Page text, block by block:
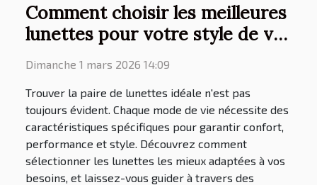
Comment choisir les meilleures
lunettes pour votre style de vie
?
Dimanche 1 mars 2026 14:09
Trouver la paire de lunettes idéale n'est pas
toujours évident. Chaque mode de vie nécessite des
caractéristiques spécifiques pour garantir confort,
performance et style. Découvrez comment
sélectionner les lunettes les mieux adaptées à vos
besoins, et laissez-vous guider à travers des